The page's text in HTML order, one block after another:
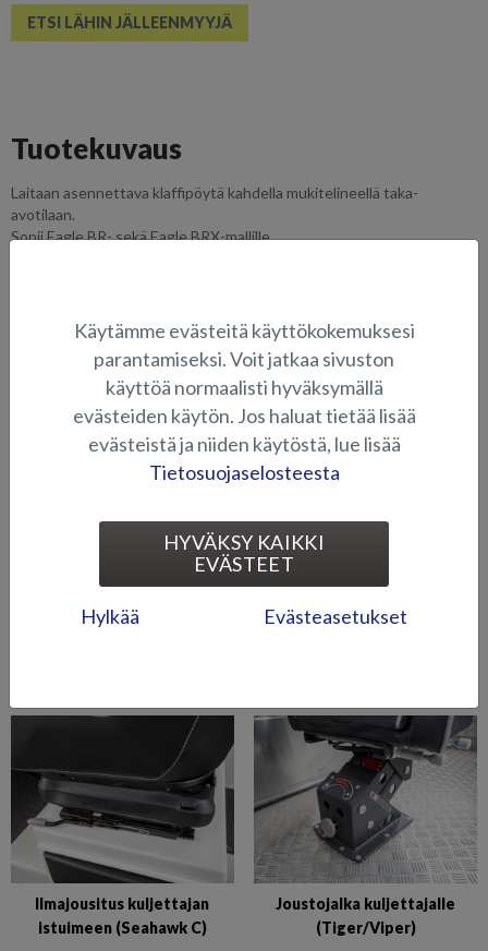
ETSI LÄHIN JÄLLEENMYYJÄ
Tuotekuvaus
Laitaan asennettava klaffipöytä kahdella mukitelineellä taka-
avotilaan.
Sopii Eagle BR- sekä Eagle BRX-mallille.
KUVAGALLERIA
PÖYDÄT JA ISTUIMET
Ilmajousitus kuljettajan
istuimeen (Seahawk C)
Joustojalka kuljettajalle
(Tiger/Viper)
Käytämme evästeitä käyttökokemuksesi
parantamiseksi. Voit jatkaa sivuston
käyttöä normaalisti hyväksymällä
evästeiden käytön. Jos haluat tietää lisää
evästeistä ja niiden käytöstä, lue lisää
Tietosuojaselosteesta
HYVÄKSY KAIKKI
EVÄSTEET
Hylkää Evästeasetukset